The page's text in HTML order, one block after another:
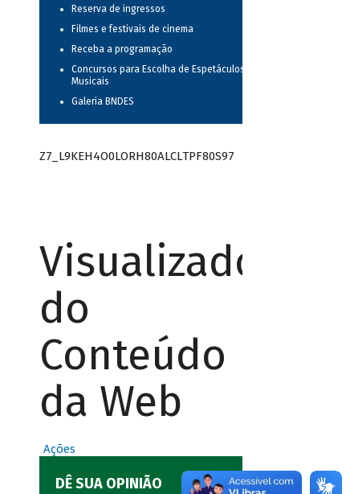
Reserva de ingressos
Filmes e festivais de cinema
Receba a programação
Concursos para Escolha de Espetáculos
Musicais
Galeria BNDES
Z7_L9KEH4O0LORH80ALCLTPF80S97
Visualizador
do
Conteúdo
da Web
Ações
DÊ SUA OPINIÃO